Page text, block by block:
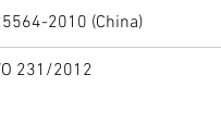
2010 (China)
231/2012